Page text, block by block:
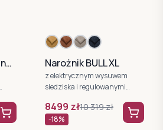
Narożnik elektryczny Bull XL WERSAL beżowy Narożnik BULL XL
z elektrycznym wysuwem
siedziska i regulowanymi
8499 zł10 319zł
-18%